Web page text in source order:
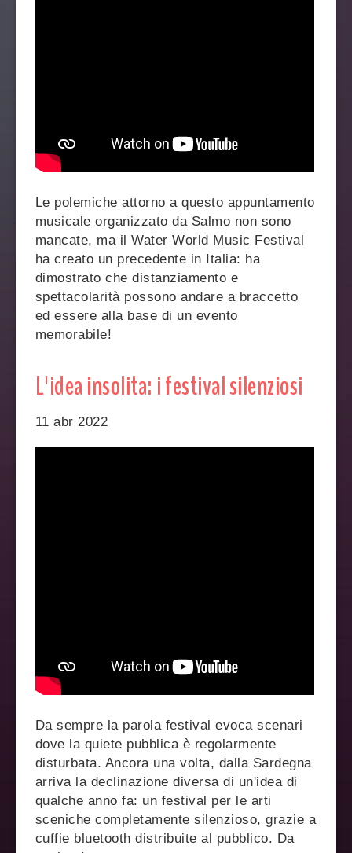
Le polemiche attorno a questo appuntamento
musicale organizzato da Salmo non sono
mancate, ma il Water World Music Festival
ha creato un precedente in Italia: ha
dimostrato che distanziamento e
spettacolarità possono andare a braccetto
ed essere alla base di un evento
memorabile!
L'idea insolita: i festival silenziosi
11 abr 2022
Da sempre la parola festival evoca scenari
dove la quiete pubblica è regolarmente
disturbata. Ancora una volta, dalla Sardegna
arriva la declinazione diversa di un'idea di
qualche anno fa: un festival per le arti
sceniche completamente silenzioso, grazie a
cuffie bluetooth distribuite al pubblico. Da